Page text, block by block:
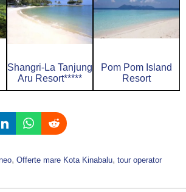
Shangri-La Tanjung
Aru Resort*****
Pom Pom Island
Resort
, Offerte mare Kota Kinabalu, tour operator